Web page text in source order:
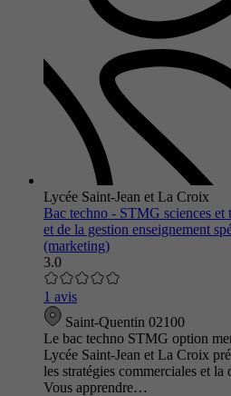
Lycée Saint-Jean et La Croix
Bac techno - STMG sciences et
et de la gestion enseignement
(marketing)
3.0
1 avis
Saint-Quentin 02100
Le bac techno STMG option
Lycée Saint-Jean et La Croix
les stratégies commerciales et la
Vous apprendre…